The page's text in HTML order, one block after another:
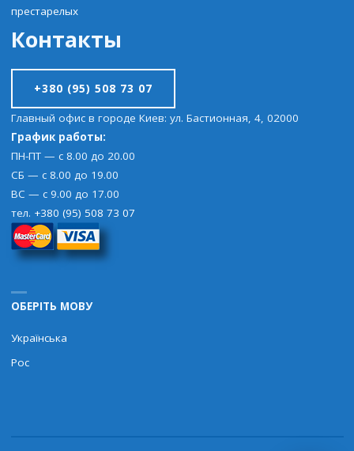
престарелых
Контакты
+380 (95) 508 73 07
Главный офис в городе Киев: ул. Бастионная, 4, 02000
График работы:
ПН-ПТ — с 8.00 до 20.00
СБ — с 8.00 до 19.00
ВС — с 9.00 до 17.00
тел. +380 (95) 508 73 07
ОБЕРІТЬ МОВУ
Українська
Рос